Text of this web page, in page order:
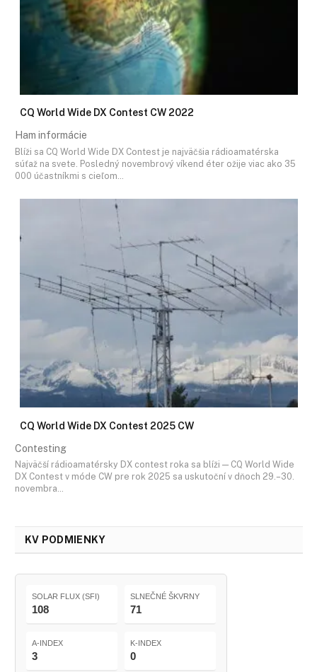
CQ World Wide DX Contest CW 2022
Ham informácie
Blíži sa CQ World Wide DX Contest je najväčšia rádioamatérska
súťaž na svete. Posledný novembrový víkend éter ožije viac ako 35
000 účastníkmi s cieľom…
CQ World Wide DX Contest 2025 CW
Contesting
Najväčší rádioamatérsky DX contest roka sa blíži — CQ World Wide
DX Contest v móde CW pre rok 2025 sa uskutoční v dňoch 29.–30.
novembra…
KV PODMIENKY
SOLAR FLUX (SFI)
108
SLNEČNÉ ŠKVRNY
71
A-INDEX
3
K-INDEX
0